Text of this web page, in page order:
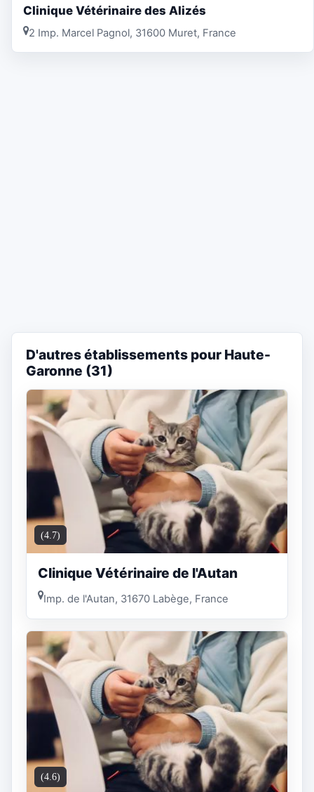
Clinique Vétérinaire des Alizés
2 Imp. Marcel Pagnol, 31600 Muret, France
D'autres établissements pour Haute-
Garonne (31)
(4.7)
Clinique Vétérinaire de l'Autan
Imp. de l'Autan, 31670 Labège, France
(4.6)